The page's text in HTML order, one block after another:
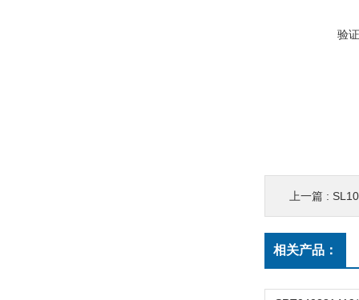
验
上一篇 :
相关产品：